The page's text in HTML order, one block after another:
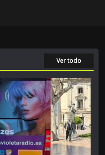
Ver todo